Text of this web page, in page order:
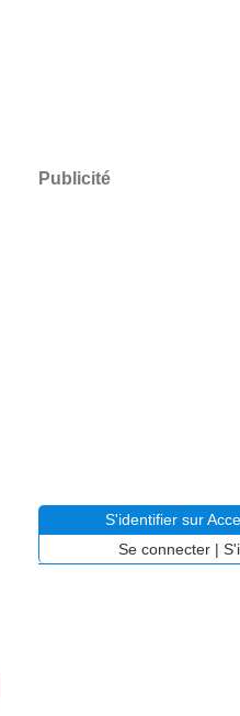
Publicité
S'identifier sur
Se connecter |